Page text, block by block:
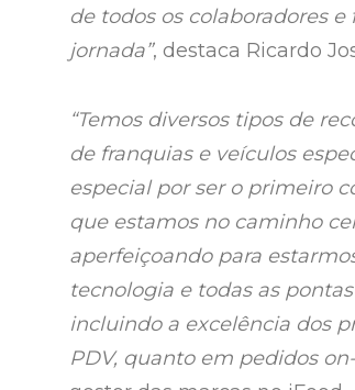
de todos os colaboradores
jornada”, destaca Ricardo
“Temos diversos tipos de
de franquias e veículos
especial por ser o primeiro
que estamos no caminho
aperfeiçoando para
tecnologia e todas as
incluindo a excelência dos
PDV, quanto em pedidos